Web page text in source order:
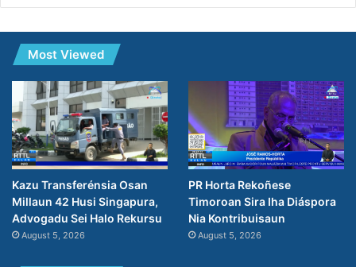
Most Viewed
Kazu Transferénsia Osan
Millaun 42 Husi Singapura,
Advogadu Sei Halo Rekursu
August 5, 2026
PR Horta Rekoñese
Timoroan Sira Iha Diáspora
Nia Kontribuisaun
August 5, 2026